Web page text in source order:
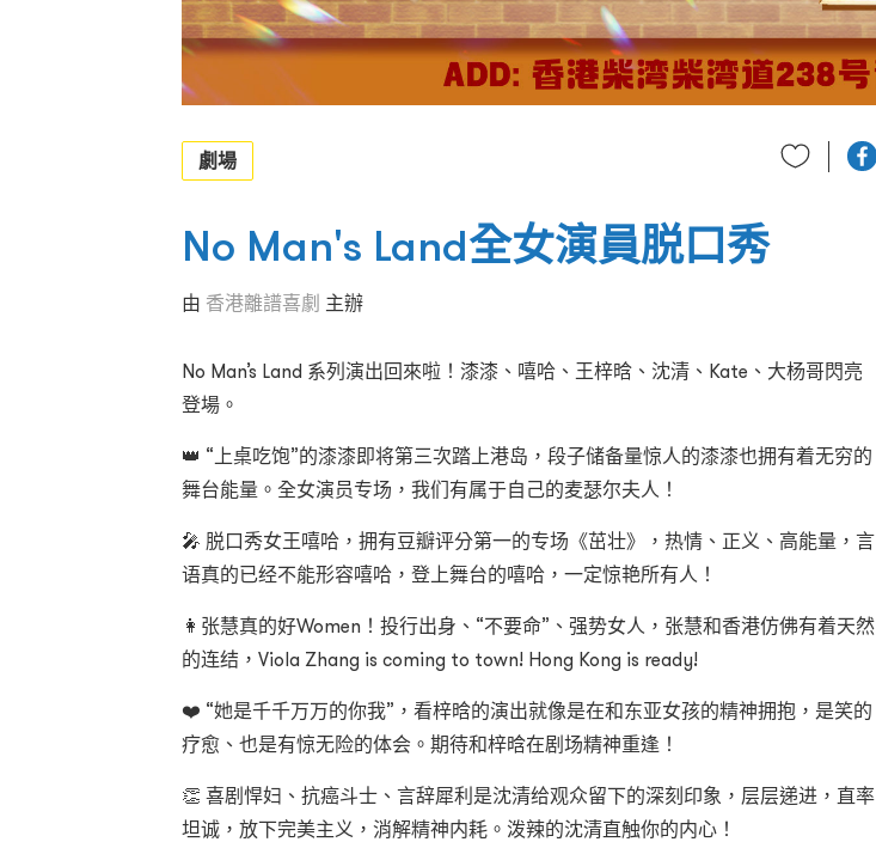
劇場
No Man's Land全女演員脱口秀
由 香港離譜喜劇 主辦
No Man’s Land 系列演出回來啦！漆漆、嘻哈、王梓晗、沈清、Kate、大杨哥閃亮
登場。
👑 “上桌吃饱”的漆漆即将第三次踏上港岛，段子储备量惊人的漆漆也拥有着无穷的
舞台能量。全女演员专场，我们有属于自己的麦瑟尔夫人！
🎤 脱口秀女王嘻哈，拥有豆瓣评分第一的专场《茁壮》，热情、正义、高能量，言
语真的已经不能形容嘻哈，登上舞台的嘻哈，一定惊艳所有人！
👩张慧真的好Women！投行出身、“不要命”、强势女人，张慧和香港仿佛有着天然
的连结，Viola Zhang is coming to town! Hong Kong is ready!
❤️ “她是千千万万的你我”，看梓晗的演出就像是在和东亚女孩的精神拥抱，是笑的
疗愈、也是有惊无险的体会。期待和梓晗在剧场精神重逢！
👏 喜剧悍妇、抗癌斗士、言辞犀利是沈清给观众留下的深刻印象，层层递进，直率
坦诚，放下完美主义，消解精神内耗。泼辣的沈清直触你的内心！